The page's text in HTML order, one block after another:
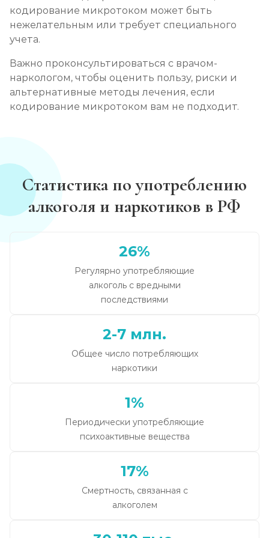
кодирование микротоком может быть
нежелательным или требует специального
учета.
Важно проконсультироваться с врачом-
наркологом, чтобы оценить пользу, риски и
альтернативные методы лечения, если
кодирование микротоком вам не подходит.
Статистика по употреблению
алкоголя и наркотиков в РФ
26%
Регулярно употребляющие
алкоголь с вредными
последствиями
2-7 млн.
Общее число потребляющих
наркотики
1%
Периодически употребляющие
психоактивные вещества
17%
Смертность, связанная с
алкоголем